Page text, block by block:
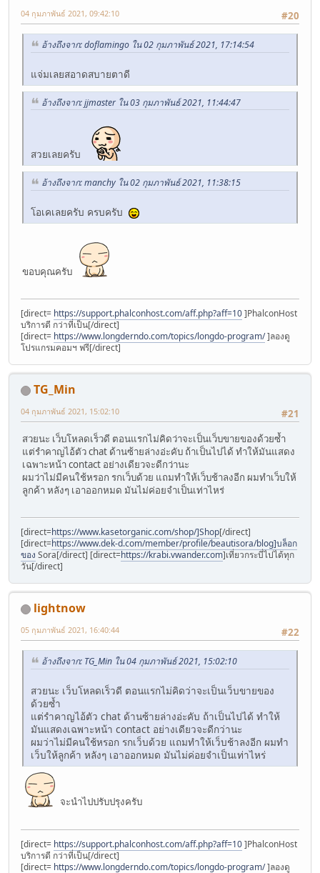
#20
04 กุมภาพันธ์ 2021, 09:42:10
อ้างถึงจาก: doflamingo ใน 02 กุมภาพันธ์ 2021, 17:14:54
แจ่มเลยสอาดสบายตาดี
อ้างถึงจาก: jjmaster ใน 03 กุมภาพันธ์ 2021, 11:44:47
สวยเลยครับ
อ้างถึงจาก: manchy ใน 02 กุมภาพันธ์ 2021, 11:38:15
โอเคเลยครับ ครบครับ
ขอบคุณครับ
[direct= https://support.phalconhost.com/aff.php?aff=10]PhalconHost
บริการดี กว่าที่เป็น[/direct]
[direct= https://www.longderndo.com/topics/longdo-program/]ลองดู
โปรแกรมคอมฯ ฟรี[/direct]
TG_Min
#21
04 กุมภาพันธ์ 2021, 15:02:10
สวยนะ เว็บโหลดเร็วดี ตอนแรกไม่คิดว่าจะเป็นเว็บขายของด้วยซ้ำ
แต่รำคาญไอ้ตัว chat ด้านซ้ายล่างอ่ะคับ ถ้าเป็นไปได้ ทำให้มันแสดง
เฉพาะหน้า contact อย่างเดียวจะดีกว่านะ
ผมว่าไม่มีคนใช้หรอก รกเว็บด้วย แถมทำให้เว็บช้าลงอีก ผมทำเว็บให้
ลูกค้า หลังๆ เอาออกหมด มันไม่ค่อยจำเป็นเท่าไหร่
[direct=https://www.kasetorganic.com/shop/]Shop[/direct]
[direct=https://www.dek-d.com/member/profile/beautisora/blog]บล็อก
ของ Sora[/direct] [direct=https://krabi.vwander.com]เที่ยวกระบี่ไปได้ทุก
วัน[/direct]
lightnow
#22
05 กุมภาพันธ์ 2021, 16:40:44
อ้างถึงจาก: TG_Min ใน 04 กุมภาพันธ์ 2021, 15:02:10
สวยนะ เว็บโหลดเร็วดี ตอนแรกไม่คิดว่าจะเป็นเว็บขายของ
ด้วยซ้ำ
แต่รำคาญไอ้ตัว chat ด้านซ้ายล่างอ่ะคับ ถ้าเป็นไปได้ ทำให้
มันแสดงเฉพาะหน้า contact อย่างเดียวจะดีกว่านะ
ผมว่าไม่มีคนใช้หรอก รกเว็บด้วย แถมทำให้เว็บช้าลงอีก ผมทำ
เว็บให้ลูกค้า หลังๆ เอาออกหมด มันไม่ค่อยจำเป็นเท่าไหร่
จะนำไปปรับปรุงครับ
[direct= https://support.phalconhost.com/aff.php?aff=10]PhalconHost
บริการดี กว่าที่เป็น[/direct]
[direct= https://www.longderndo.com/topics/longdo-program/]ลองดู